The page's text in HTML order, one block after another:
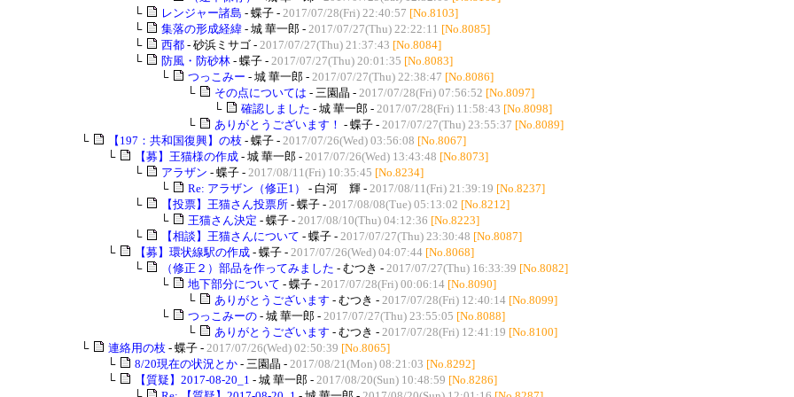
└
レンジャー諸島 - 蝶子 - 2017/07/28(Fri) 22:40:57 [No.8103]
└
集落の形成経緯 - 城 華一郎 - 2017/07/27(Thu) 22:22:11 [No.8085]
└
西都 - 砂浜ミサゴ - 2017/07/27(Thu) 21:37:43 [No.8084]
└
防風・防砂林 - 蝶子 - 2017/07/27(Thu) 20:01:35 [No.8083]
└
つっこみー - 城 華一郎 - 2017/07/27(Thu) 22:38:47 [No.8086]
└
その点については - 三園晶 - 2017/07/28(Fri) 07:56:52 [No.8097]
└
確認しました - 城 華一郎 - 2017/07/28(Fri) 11:58:43 [No.8098]
└
ありがとうございます！ - 蝶子 - 2017/07/27(Thu) 23:55:37 [No.8089]
└
【197：共和国復興】の枝 - 蝶子 - 2017/07/26(Wed) 03:56:08 [No.8067]
└
【募】王猫様の作成 - 城 華一郎 - 2017/07/26(Wed) 13:43:48 [No.8073]
└
アラザン - 蝶子 - 2017/08/11(Fri) 10:35:45 [No.8234]
└
Re: アラザン（修正1） - 白河 輝 - 2017/08/11(Fri) 21:39:19 [No.8237]
└
【投票】王猫さん投票所 - 蝶子 - 2017/08/08(Tue) 05:13:02 [No.8212]
└
王猫さん決定 - 蝶子 - 2017/08/10(Thu) 04:12:36 [No.8223]
└
【相談】王猫さんについて - 蝶子 - 2017/07/27(Thu) 23:30:48 [No.8087]
└
【募】環状線駅の作成 - 蝶子 - 2017/07/26(Wed) 04:07:44 [No.8068]
└
（修正２）部品を作ってみました - むつき - 2017/07/27(Thu) 16:33:39 [No.8082]
└
地下部分について - 蝶子 - 2017/07/28(Fri) 00:06:14 [No.8090]
└
ありがとうございます - むつき - 2017/07/28(Fri) 12:40:14 [No.8099]
└
つっこみーの - 城 華一郎 - 2017/07/27(Thu) 23:55:05 [No.8088]
└
ありがとうございます - むつき - 2017/07/28(Fri) 12:41:19 [No.8100]
└
連絡用の枝 - 蝶子 - 2017/07/26(Wed) 02:50:39 [No.8065]
└
8/20現在の状況とか - 三園晶 - 2017/08/21(Mon) 08:21:03 [No.8292]
└
【質疑】2017-08-20_1 - 城 華一郎 - 2017/08/20(Sun) 10:48:59 [No.8286]